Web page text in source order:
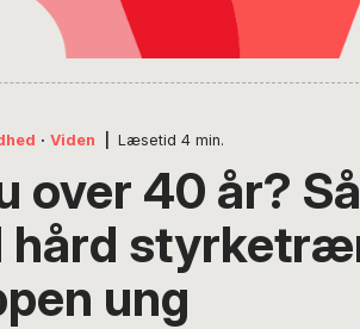
· Viden Læsetid 4 min.
over 40 år?
hård
ung